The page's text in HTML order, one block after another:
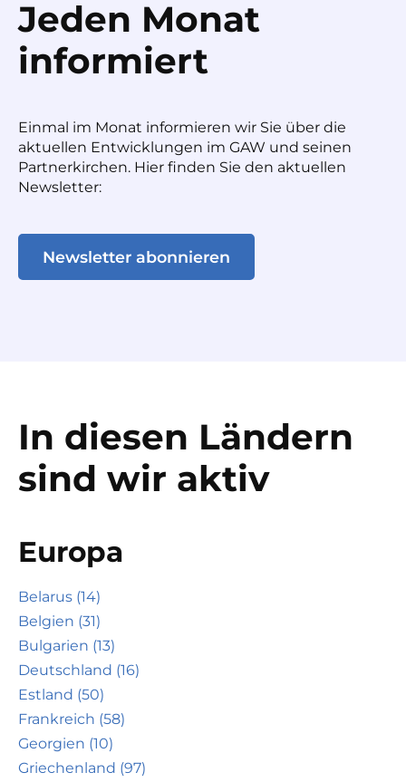
Jeden Monat
informiert
Einmal im Monat informieren wir Sie über die
aktuellen Entwicklungen im GAW und seinen
Partnerkirchen. Hier finden Sie den aktuellen
Newsletter:
Newsletter abonnieren
In diesen Ländern
sind wir aktiv
Europa
Belarus (14)
Belgien (31)
Bulgarien (13)
Deutschland (16)
Estland (50)
Frankreich (58)
Georgien (10)
Griechenland (97)